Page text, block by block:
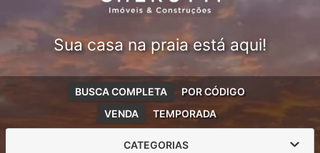
Sua casa na praia está aqui!
VENDA TEMPORADA
BUSCA COMPLETA POR CÓDIGO
CATEGORIAS